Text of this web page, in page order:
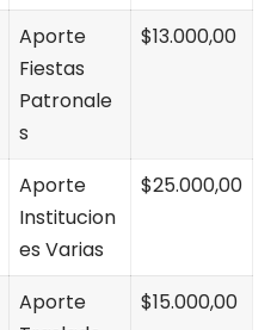
Aporte
Fiestas
Patronale
s
$13.000,00
Aporte
Institucion
es Varias
$25.000,00
Aporte
$15.000,00